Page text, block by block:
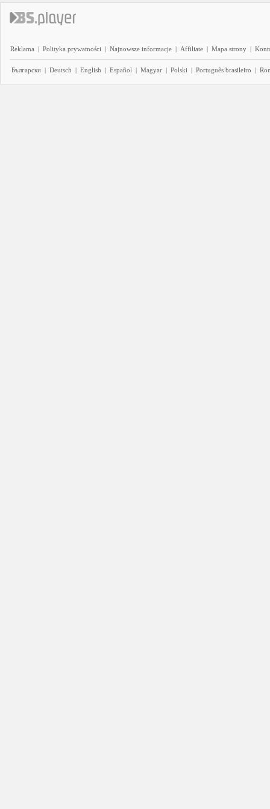
Reklama | Polityka prywatności | Najnowsze informacje | Affiliate | Mapa strony |
Български | Deutsch | English | Español | Magyar | Polski | Português brasileiro |